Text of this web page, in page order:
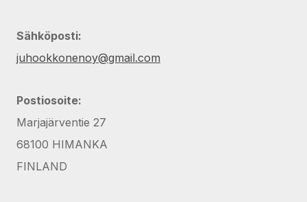
Sähköposti:
juhookkonenoy@gmail.com
Postiosoite:
Marjajärventie 27
68100 HIMANKA
FINLAND